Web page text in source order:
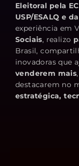
Eleitoral pela
USP/ESALQ e
experiência em
Sociais, realizo
Brasil,
inovadoras que
venderem mais
destacarem no
estratégica,